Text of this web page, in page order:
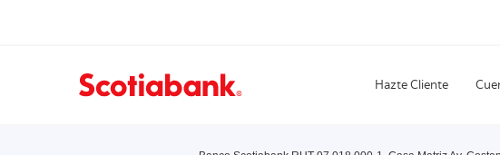
Hazte Cliente